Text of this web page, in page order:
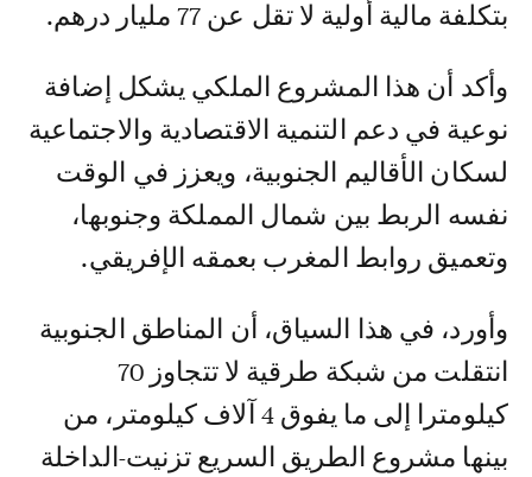
بتكلفة مالية أولية لا تقل عن 77 مليار درهم.
وأكد أن هذا المشروع الملكي يشكل إضافة
نوعية في دعم التنمية الاقتصادية والاجتماعية
لسكان الأقاليم الجنوبية، ويعزز في الوقت
نفسه الربط بين شمال المملكة وجنوبها،
وتعميق روابط المغرب بعمقه الإفريقي.
وأورد، في هذا السياق، أن المناطق الجنوبية
انتقلت من شبكة طرقية لا تتجاوز 70
كيلومترا إلى ما يفوق 4 آلاف كيلومتر، من
بينها مشروع الطريق السريع تزنيت-الداخلة